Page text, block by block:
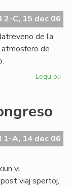
en
2-C, 15 dec 06
de la
atmosfero de
Legu pli
de
1-A, 14 dec 06
vi
viaj spertoj,